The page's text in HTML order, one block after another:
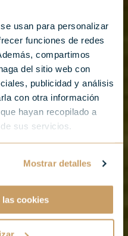
usan para personalizar
funciones de redes
compartimos
del sitio web con
publicidad y análisis
con otra información
hayan recopilado a
sus servicios.
Mostrar detalles
cookies